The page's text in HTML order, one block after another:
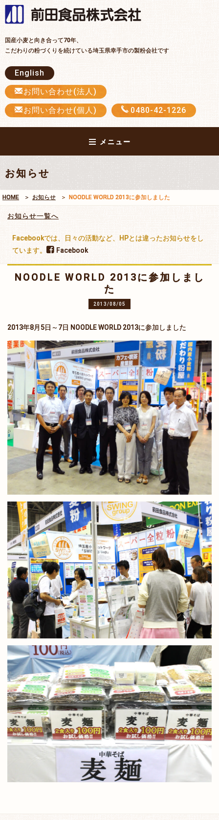
国産小麦と向き合って70年、
こだわりの粉づくりを続けている埼玉県幸手市の製粉会社です
English
お問い合わせ(法人)
お問い合わせ(個人)
0480-42-1226
メニュー
お知らせ
HOME お知らせ NOODLE WORLD 2013に参加しました
お知らせ一覧へ
Facebookでは、日々の活動など、HPとは違ったお知らせをし
ています。
Facebook
NOODLE WORLD 2013に参加しまし
た
2013/08/05
2013年8月5日～7日 NOODLE WORLD 2013に参加しました